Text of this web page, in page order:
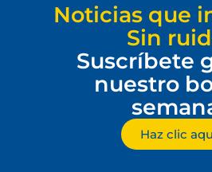
Noticias que
Sin
Suscríbete
nuestro
Haz clic